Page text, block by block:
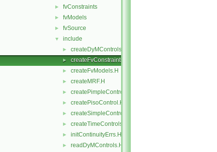
► fvConstraints
► fvModels
► fvSource
▼ include
► createDyMControls.H
► createFvConstraints.H
► createFvModels.H
► createMRF.H
► createPimpleControl.H
► createPisoControl.H
► createSimpleControl.H
► createTimeControls.H
► initContinuityErrs.H
►
readDyMControls.H